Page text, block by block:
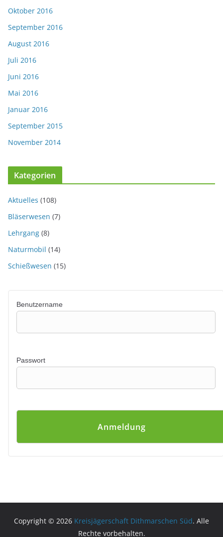
Oktober 2016
September 2016
August 2016
Juli 2016
Juni 2016
Mai 2016
Januar 2016
September 2015
November 2014
Kategorien
Aktuelles (108)
Bläserwesen (7)
Lehrgang (8)
Naturmobil (14)
Schießwesen (15)
Benutzername
Passwort
Copyright © 2026 Kreisjägerschaft Dithmarschen Süd. Alle
Rechte vorbehalten.